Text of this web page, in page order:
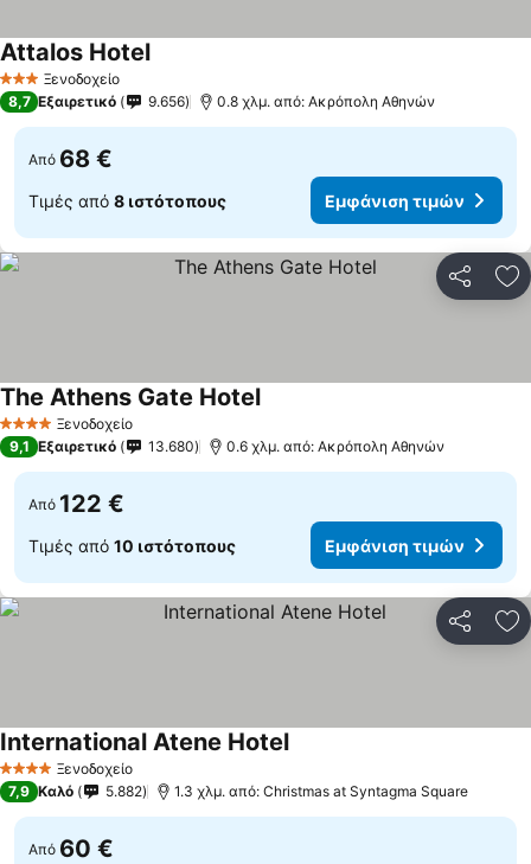
3 ΑστέριαΞενοδοχείο
Attalos Hotel
8,7 Εξαιρετικό 9.656 0.8 χλμ. από: Ακρόπολη Αθηνών
Από 68 €
Τιμές από 8 ιστότοπους Εμφάνιση τιμών
4 ΑστέριαΞενοδοχείο
The Athens Gate Hotel
9,1 Εξαιρετικό 13.680 0.6 χλμ. από: Ακρόπολη Αθηνών
Από 122 €
Τιμές από 10 ιστότοπους Εμφάνιση τιμών
4 ΑστέριαΞενοδοχείο
International Atene Hotel
7,9 Καλό 5.882 1.3 χλμ. από: Christmas at Syntagma Square
Από 60 €